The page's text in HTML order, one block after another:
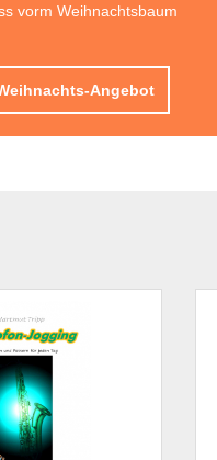
vorm Weihnachtsbaum
Angebot